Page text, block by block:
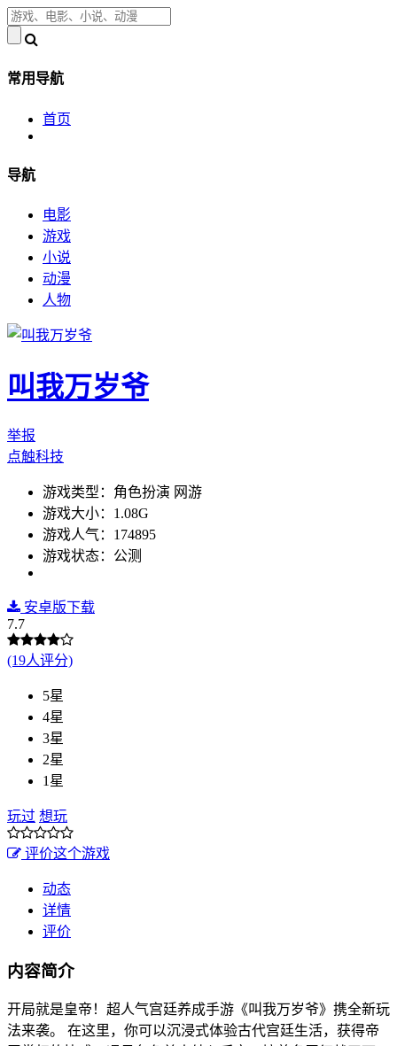
常用导航
首页
导航
电影
游戏
小说
动漫
人物
叫我万岁爷
举报
点触科技
游戏类型：角色扮演 网游
游戏大小：1.08G
游戏人气：174895
游戏状态：公测
安卓版下载
7.7
(19人评分)
5星
4星
3星
2星
1星
玩过 想玩
评价这个游戏
动态
详情
评价
内容简介
开局就是皇帝！超人气宫廷养成手游《叫我万岁爷》携全新玩
法来袭。 在这里，你可以沉浸式体验古代宫廷生活，获得帝